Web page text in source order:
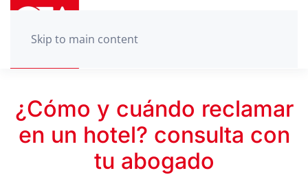
Skip to main content
¿Cómo y cuándo reclamar
en un hotel? consulta con
tu abogado